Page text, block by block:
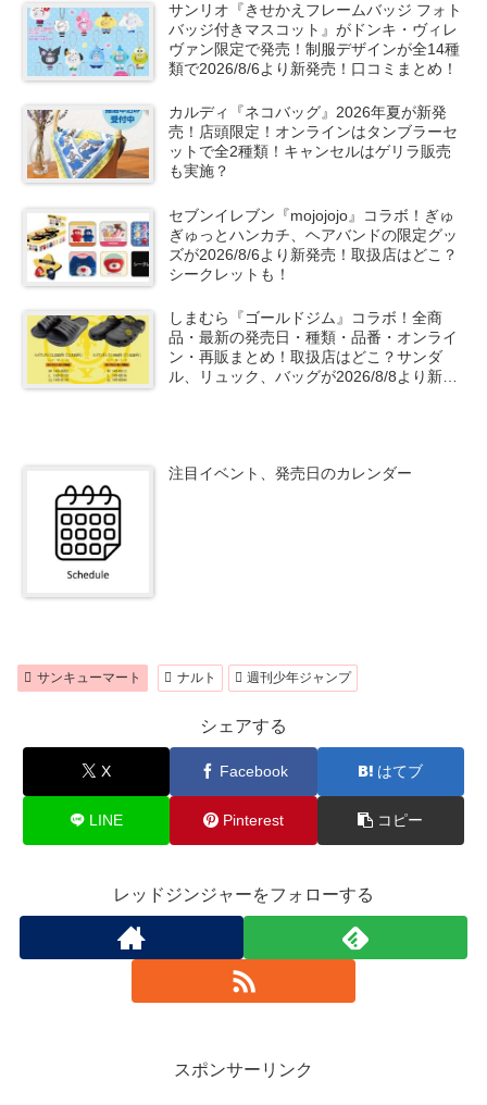
サンリオ『きせかえフレームバッジ フォト
バッジ付きマスコット』がドンキ・ヴィレ
ヴァン限定で発売！制服デザインが全14種
類で2026/8/6より新発売！口コミまとめ！
カルディ『ネコバッグ』2026年夏が新発
売！店頭限定！オンラインはタンブラーセ
ットで全2種類！キャンセルはゲリラ販売
も実施？
セブンイレブン『mojojojo』コラボ！ぎゅ
ぎゅっとハンカチ、ヘアバンドの限定グッ
ズが2026/8/6より新発売！取扱店はどこ？
シークレットも！
しまむら『ゴールドジム』コラボ！全商
品・最新の発売日・種類・品番・オンライ
ン・再販まとめ！取扱店はどこ？サンダ
ル、リュック、バッグが2026/8/8より新発
注目イベント、発売日のカレンダー
サンキューマート ナルト 週刊少年ジャンプ
シェアする
X Facebook はてブ
LINE Pinterest コピー
レッドジンジャーをフォローする
スポンサーリンク